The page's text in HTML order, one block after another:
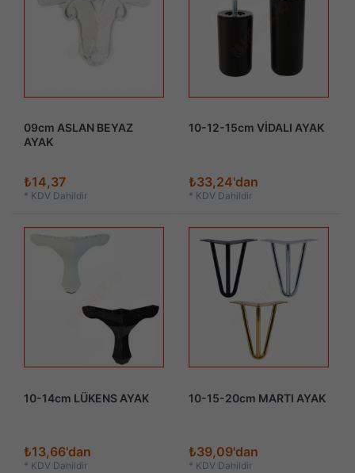
09cm ASLAN BEYAZ
AYAK
₺14,37
* KDV Dahildir
10-12-15cm VİDALI AYAK
₺33,24'dan
* KDV Dahildir
10-14cm LÜKENS AYAK
₺13,66'dan
* KDV Dahildir
10-15-20cm MARTI AYAK
₺39,09'dan
* KDV Dahildir